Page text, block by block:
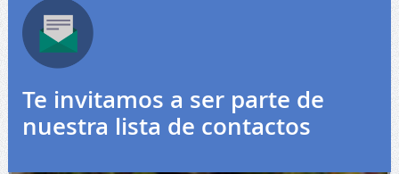
Te invitamos a ser parte de
nuestra lista de contactos